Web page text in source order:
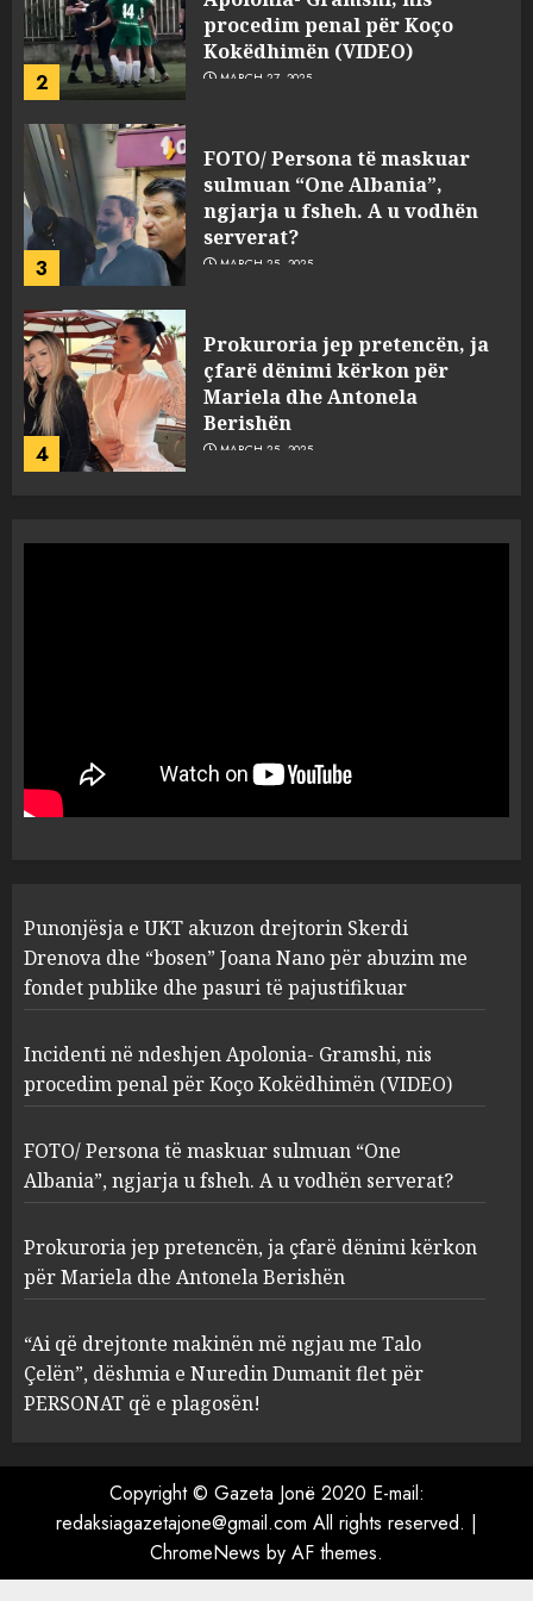
2
procedim penal për Koço
Kokëdhimën (VIDEO)
MARCH 27, 2025
3
FOTO/ Persona të maskuar
sulmuan “One Albania”,
ngjarja u fsheh. A u vodhën
serverat?
MARCH 25, 2025
4
Prokuroria jep pretencën, ja
çfarë dënimi kërkon për
Mariela dhe Antonela
Berishën
MARCH 25, 2025
1
“bosen” Joana Nano për
abuzim me fondet publike dhe
pasuri të pajustifikuar
2
Apolonia- Gramshi, nis
procedim penal për Koço
Kokëdhimën (VIDEO)
MARCH 27, 2025
3
FOTO/ Persona të maskuar
sulmuan “One Albania”,
ngjarja u fsheh. A u vodhën
serverat?
MARCH 25, 2025
4
Prokuroria jep pretencën, ja
çfarë dënimi kërkon për
Berishën
MARCH 25, 2025
ngjau me Talo Çelën”,
dëshmia e Nuredin Dumanit
flet për PERSONAT që e
plagosën!
Punonjësja e UKT akuzon drejtorin Skerdi
Drenova dhe “bosen” Joana Nano për abuzim me
fondet publike dhe pasuri të pajustifikuar
Incidenti në ndeshjen Apolonia- Gramshi, nis
procedim penal për Koço Kokëdhimën (VIDEO)
FOTO/ Persona të maskuar sulmuan “One
Albania”, ngjarja u fsheh. A u vodhën serverat?
Prokuroria jep pretencën, ja çfarë dënimi kërkon
për Mariela dhe Antonela Berishën
“Ai që drejtonte makinën më ngjau me Talo
Çelën”, dëshmia e Nuredin Dumanit flet për
PERSONAT që e plagosën!
Copyright © Gazeta Jonë 2020 E-mail:
redaksiagazetajone@gmail.com All rights reserved. |
ChromeNews by AF themes.